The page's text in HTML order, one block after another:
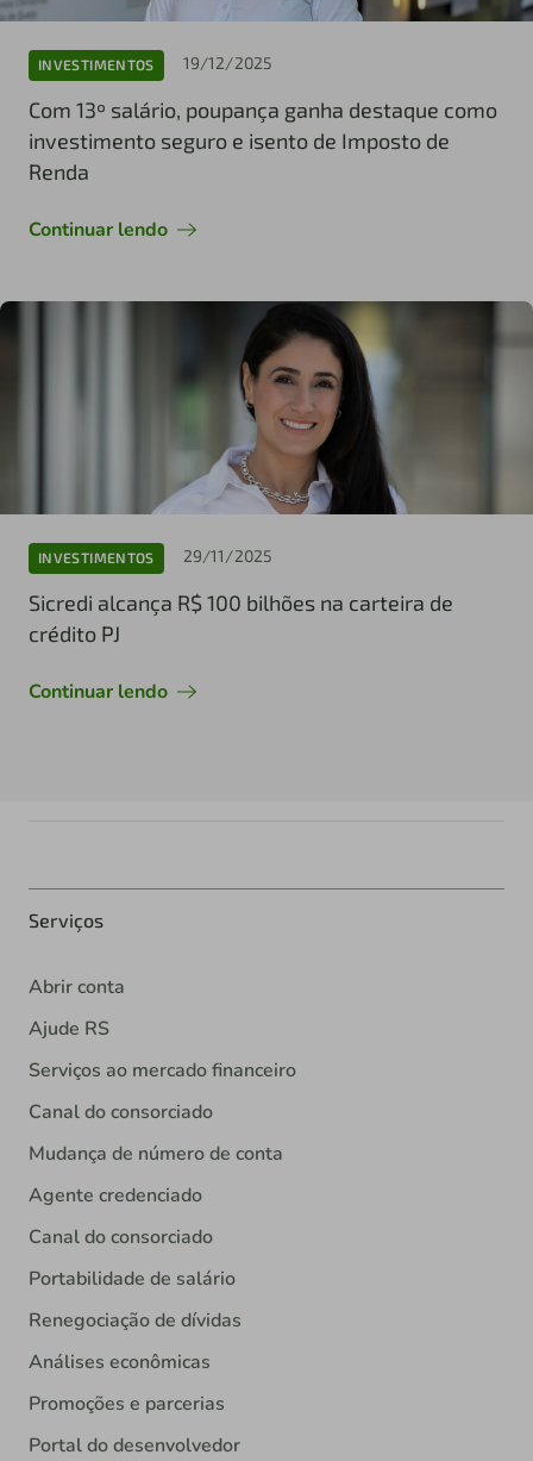
INVESTIMENTOS 19/12/2025
Com 13º salário, poupança ganha destaque como
investimento seguro e isento de Imposto de
Renda
Continuar lendo
INVESTIMENTOS 29/11/2025
Sicredi alcança R$ 100 bilhões na carteira de
crédito PJ
Continuar lendo
Serviços
Abrir conta
Ajude RS
Serviços ao mercado financeiro
Canal do consorciado
Mudança de número de conta
Agente credenciado
Canal do consorciado
Portabilidade de salário
Renegociação de dívidas
Análises econômicas
Promoções e parcerias
Portal do desenvolvedor